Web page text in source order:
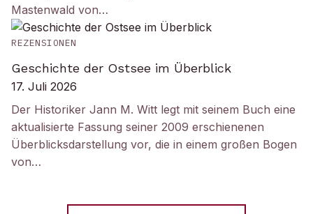
Mastenwald von…
REZENSIONEN
Geschichte der Ostsee im Überblick
17. Juli 2026
Der Historiker Jann M. Witt legt mit seinem Buch eine
aktualisierte Fassung seiner 2009 erschienenen
Überblicksdarstellung vor, die in einem großen Bogen
von…